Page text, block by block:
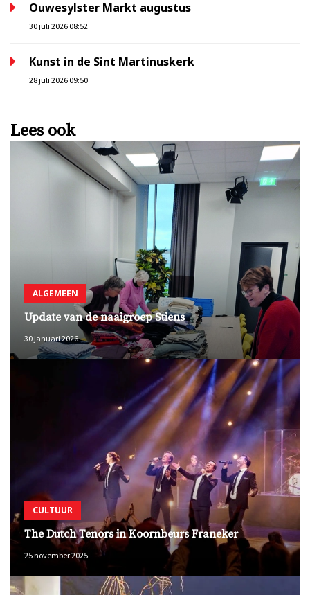
Ouwesylster Markt augustus
30 juli 2026 08:52
Kunst in de Sint Martinuskerk
28 juli 2026 09:50
Lees ook
ALGEMEEN
Update van de naaigroep Stiens
30 januari 2026
CULTUUR
The Dutch Tenors in Koornbeurs Franeker
25 november 2025